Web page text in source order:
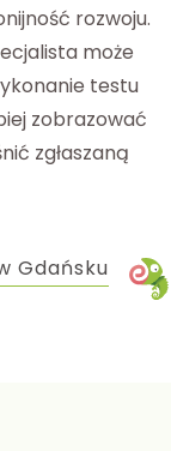
rozwoju.
może
testu
zobrazować
zgłaszaną
Gdańsku